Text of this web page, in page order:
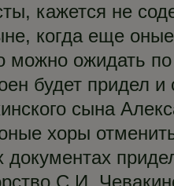
кажется не
когда еще
можно ожидать
будет
сына
хоры
С.И.